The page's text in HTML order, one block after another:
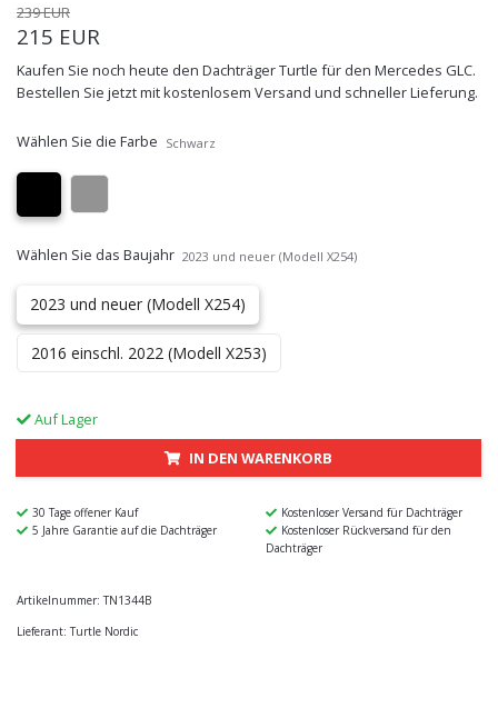
239 EUR
215 EUR
Kaufen Sie noch heute den Dachträger Turtle für den Mercedes GLC.
Bestellen Sie jetzt mit kostenlosem Versand und schneller Lieferung.
Wählen Sie die Farbe Schwarz
Wählen Sie das Baujahr 2023 und neuer (Modell X254)
2023 und neuer (Modell X254)
2016 einschl. 2022 (Modell X253)
Auf Lager
IN DEN WARENKORB
30 Tage offener Kauf
Kostenloser Versand für Dachträger
5 Jahre Garantie auf die Dachträger
Kostenloser Rückversand für den
Dachträger
Artikelnummer: TN1344B
Lieferant: Turtle Nordic